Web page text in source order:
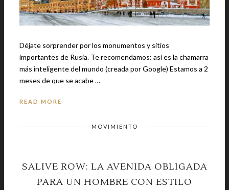
Déjate sorprender por los monumentos y sitios
importantes de Rusia. Te recomendamos: así es la chamarra
más inteligente del mundo (creada por Google) Estamos a 2
meses de que se acabe …
READ MORE
MOVIMIENTO
SALIVE ROW: LA AVENIDA OBLIGADA
PARA UN HOMBRE CON ESTILO